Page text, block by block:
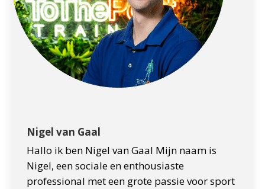
Nigel van Gaal
Hallo ik ben Nigel van Gaal Mijn naam is
Nigel, een sociale en enthousiaste
professional met een grote passie voor sport